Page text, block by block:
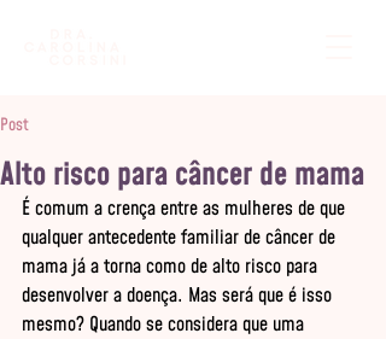
Post
Alto risco para câncer de mama
É comum a crença entre as mulheres de que
qualquer antecedente familiar de câncer de
mama já a torna como de alto risco para
desenvolver a doença. Mas será que é isso
mesmo? Quando se considera que uma